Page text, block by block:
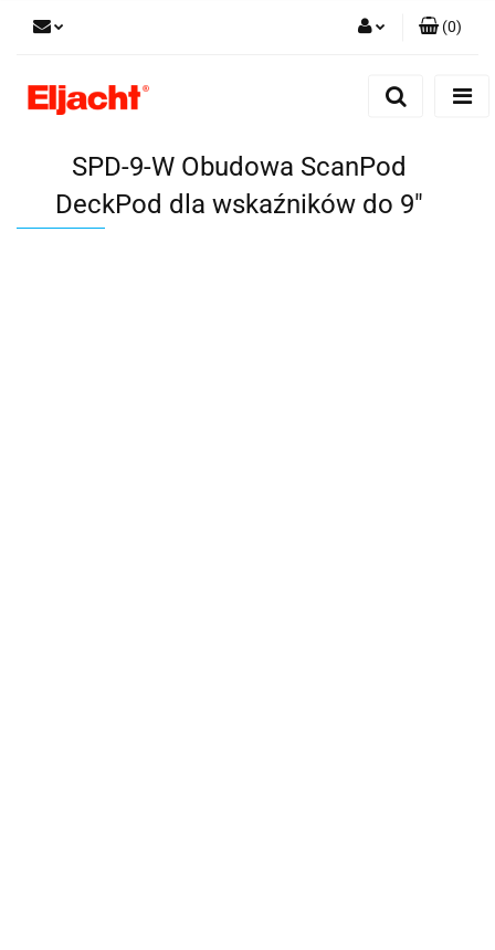
(0)
SPD-9-W Obudowa ScanPod
DeckPod dla wskaźników do 9"